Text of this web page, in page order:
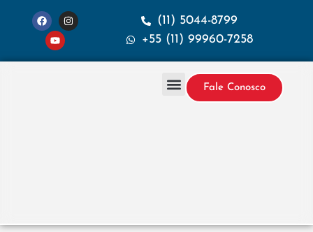
(11) 5044-8799
+55 (11) 99960-7258
Fale Conosco